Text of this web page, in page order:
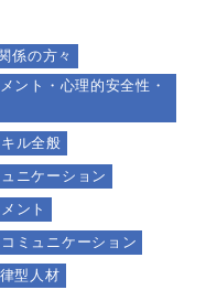
係の方々
ント・心理的安全性・
ル全般
ニケーション
ント
コミュニケーション
型人材